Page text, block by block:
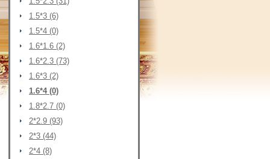
1.5*3 (6)
1.5*4 (0)
1.6*1.6 (2)
1.6*2.3 (73)
1.6*3 (2)
1.6*4 (0)
1.8*2.7 (0)
2*2.9 (93)
2*3 (44)
2*4 (8)